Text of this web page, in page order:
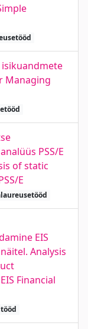
Managing
PSS/E
of static
E
EIS
Analysis
Financial